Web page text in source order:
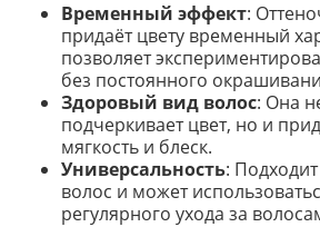
Временный эффект:
придаёт цвету временный
позволяет
без постоянного
Здоровый вид волос: Она
подчеркивает цвет, но и
мягкость и блеск.
Универсальность:
волос и может
регулярного ухода за